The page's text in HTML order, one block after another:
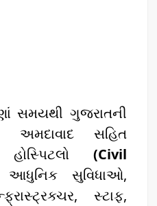
સમયથી ગુજરાતની
અમદાવાદ સહિત
(Civil
સુવિધાઓ,
સ્ટાફ,